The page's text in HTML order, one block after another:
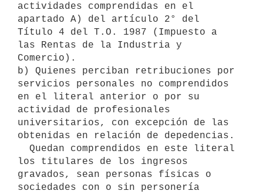
actividades comprendidas en el
apartado A) del artículo 2° del
Título 4 del T.O. 1987 (Impuesto a
las Rentas de la Industria y
Comercio).
b) Quienes perciban retribuciones por
servicios personales no comprendidos
en el literal anterior o por su
actividad de profesionales
universitarios, con excepción de las
obtenidas en relación de depedencias.
los titulares de los ingresos
gravados, sean personas físicas o
sociedades con o sin personería